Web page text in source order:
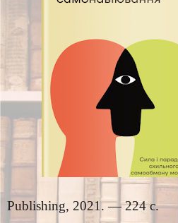
Publishing, 2021. — 224 с.